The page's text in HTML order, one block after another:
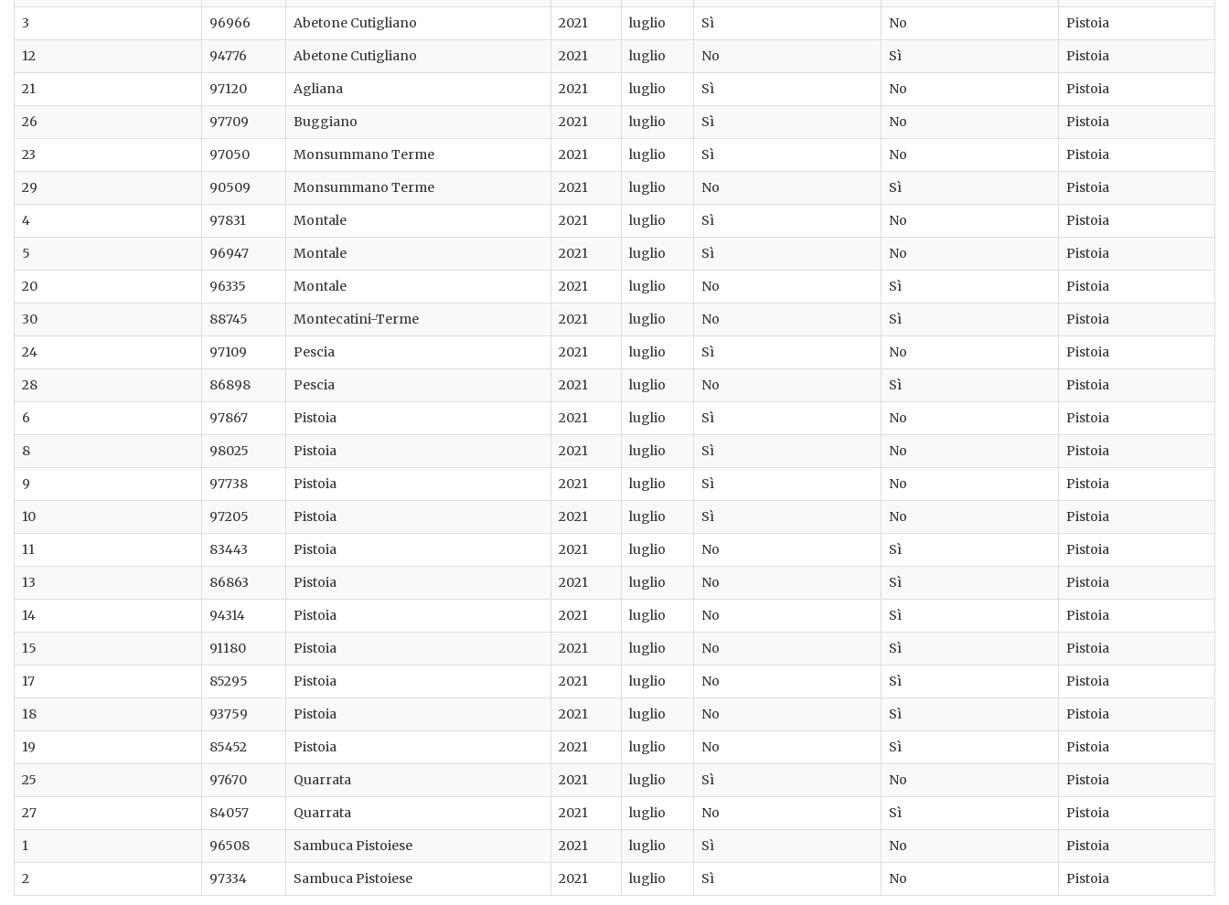
3
96966 Abetone Cutigliano 2021 luglio Sì No
Pistoia
12
94776 Abetone Cutigliano 2021 luglio No Sì
Pistoia
21
97120 Agliana 2021 luglio Sì No
Pistoia
26
97709 Buggiano 2021 luglio Sì No
Pistoia
23
97050 Monsummano Terme 2021 luglio Sì No
Pistoia
29
90509 Monsummano Terme 2021 luglio No Sì
Pistoia
4
97831 Montale 2021 luglio Sì No
Pistoia
5
96947 Montale 2021 luglio Sì No
Pistoia
20
96335 Montale 2021 luglio No Sì
Pistoia
30
88745 Montecatini-Terme 2021 luglio No Sì
Pistoia
24
97109 Pescia 2021 luglio Sì No
Pistoia
28
86898 Pescia 2021 luglio No Sì
Pistoia
6
97867 Pistoia 2021 luglio Sì No
Pistoia
8
98025 Pistoia 2021 luglio Sì No
Pistoia
9
97738 Pistoia 2021 luglio Sì No
Pistoia
10
97205 Pistoia 2021 luglio Sì No
Pistoia
11
83443 Pistoia 2021 luglio No Sì
Pistoia
13
86863 Pistoia 2021 luglio No Sì
Pistoia
14
94314 Pistoia 2021 luglio No Sì
Pistoia
15
91180 Pistoia 2021 luglio No Sì
Pistoia
17
85295 Pistoia 2021 luglio No Sì
Pistoia
18
93759 Pistoia 2021 luglio No Sì
Pistoia
19
85452 Pistoia 2021 luglio No Sì
Pistoia
25
97670 Quarrata 2021 luglio Sì No
Pistoia
27
84057 Quarrata 2021 luglio No Sì
Pistoia
1
96508 Sambuca Pistoiese 2021 luglio Sì No
Pistoia
2
97334 Sambuca Pistoiese 2021 luglio Sì No Pistoia